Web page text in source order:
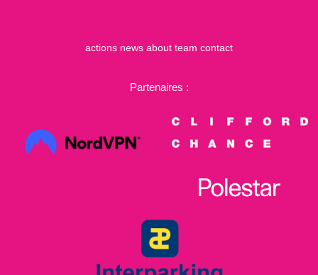
actions news about team contact
Partenaires :